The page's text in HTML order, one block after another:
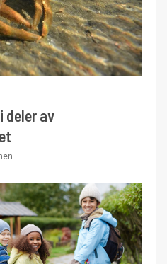
deler av